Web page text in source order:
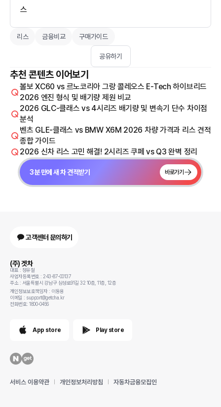
스
리스 금융비교 구매가이드
공유하기
추천 콘텐츠 이어보기
볼보 XC60 vs 르노코리아 그랑 콜레오스 E-Tech 하이브리드
2026 엔진 형식 및 배기량 제원 비교
2026 GLC-클래스 vs 4시리즈 배기량 및 변속기 단수 차이점
분석
벤츠 GLE-클래스 vs BMW X6M 2026 차량 가격과 리스 견적
종합 가이드
2026 신차 리스 고민 해결! 2시리즈 쿠페 vs Q3 완벽 정리
3분 만에 새 차 견적받기 바로가기
고객센터 문의하기
(주) 겟차
대표 : 정유철
사업자등록번호 : 243-87-00137
주소 : 서울특별시 강남구 삼성로91길 32 10층, 11층, 12층
개인정보보호책임자 : 이동용
이메일 : support@getcha.kr
전화번호: 1800-0456
App store Play store
서비스 이용약관 개인정보처리방침 자동차금융모집인